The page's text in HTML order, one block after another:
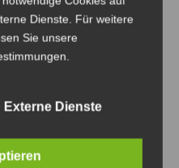
hat die
Dienste. Für weitere
Sie unsere
.
Externe Dienste